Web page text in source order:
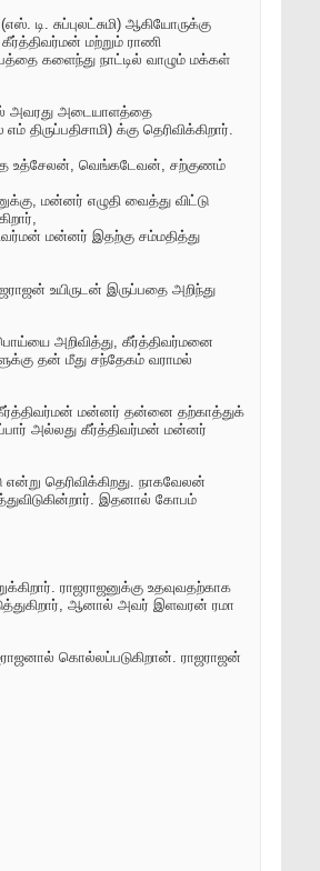
சுப்புலட்சுமி) ஆகியோருக்கு
மற்றும் ராணி
களைந்து நாட்டில் வாழும் மக்கள்
அவரது அடையாளத்தை
க்கு தெரிவிக்கிறார்.
உத்சேலன், வெங்கடேவன், சற்குணம்
மன்னர் எழுதி வைத்து விட்டு
மன்னர் இதற்கு சம்மதித்து
உயிருடன் இருப்பதை அறிந்து
அறிவித்து, கீர்த்திவர்மனை
தன் மீது சந்தேகம் வராமல்
மன்னர் தன்னை தற்காத்துக்
அல்லது கீர்த்திவர்மன் மன்னர்
தெரிவிக்கிறது. நாகவேலன்
இதனால் கோபம்
ராஜராஜனுக்கு உதவுவதற்காக
ஆனால் அவர் இளவரன் ரமா
கொல்லப்படுகிறான். ராஜராஜன்